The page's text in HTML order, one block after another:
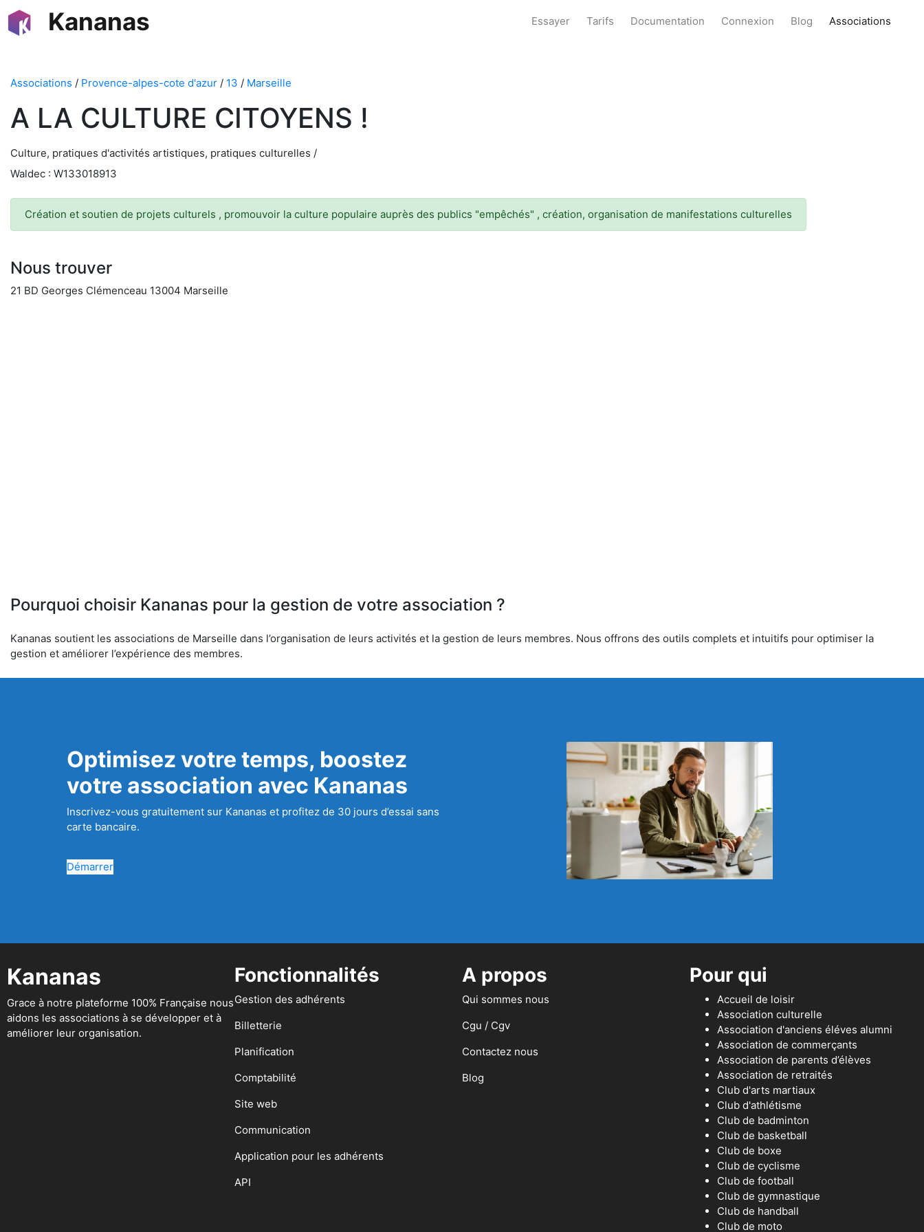
Kananas Essayer Tarifs Documentation Connexion Blog Associations
Associations / Provence-alpes-cote d'azur / 13 / Marseille
A LA CULTURE CITOYENS !
Culture, pratiques d'activités artistiques, pratiques culturelles /
Waldec : W133018913
Création et soutien de projets culturels , promouvoir la culture populaire auprès des publics "empêchés" , création, organisation de manifestations culturelles
Nous trouver
21 BD Georges Clémenceau 13004 Marseille
Pourquoi choisir Kananas pour la gestion de votre association ?
Kananas soutient les associations de Marseille dans l’organisation de leurs activités et la gestion de leurs membres. Nous offrons des outils complets et intuitifs pour optimiser la
gestion et améliorer l’expérience des membres.
Optimisez votre temps, boostez
votre association avec Kananas
Inscrivez-vous gratuitement sur Kananas et profitez de 30 jours d’essai sans
carte bancaire.
Démarrer
Kananas
Grace à notre plateforme 100% Française nous
aidons les associations à se développer et à
améliorer leur organisation.
Fonctionnalités
Gestion des adhérents
Billetterie
Planification
Comptabilité
Site web
Communication
Application pour les adhérents
API
A propos
Qui sommes nous
Cgu / Cgv
Contactez nous
Blog
Pour qui
Accueil de loisir
Association culturelle
Association d'anciens éléves alumni
Association de commerçants
Association de parents d’élèves
Association de retraités
Club d'arts martiaux
Club d'athlétisme
Club de badminton
Club de basketball
Club de boxe
Club de cyclisme
Club de football
Club de gymnastique
Club de handball
Club de moto